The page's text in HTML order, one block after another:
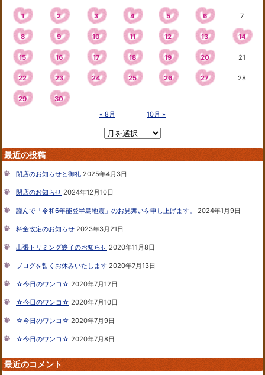
1 2 3 4 5 6 7
8 9 10 11 12 13 14
15 16 17 18 19 20 21
22 23 24 25 26 27 28
29
30
« 8月
10月 »
最近の投稿
閉店のお知らせと御礼 2025年4月3日
閉店のお知らせ 2024年12月10日
謹んで「令和6年能登半島地震」のお見舞いを申し上げます。 2024年1月9日
料金改定のお知らせ 2023年3月21日
出張トリミング終了のお知らせ 2020年11月8日
ブログを暫くお休みいたします 2020年7月13日
☆今日のワンコ☆ 2020年7月12日
☆今日のワンコ☆ 2020年7月10日
☆今日のワンコ☆ 2020年7月9日
☆今日のワンコ☆ 2020年7月8日
最近のコメント